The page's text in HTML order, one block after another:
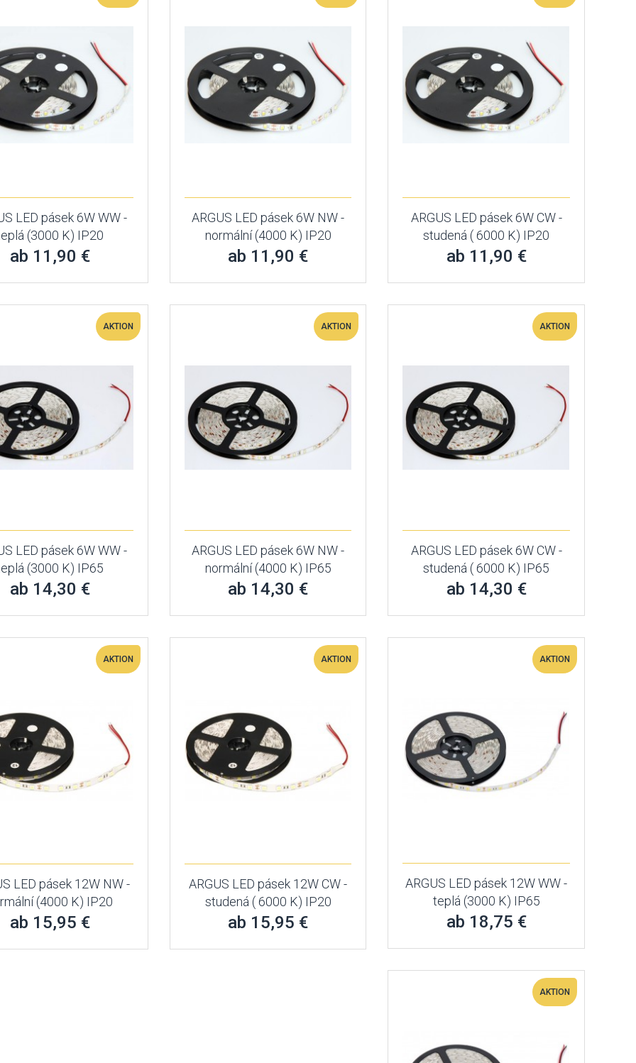
LED pásek 6W WW -
(3000 K) IP20
ab 11,90 €
ARGUS LED pásek 6W NW -
normální (4000 K) IP20
ab 11,90 €
ARGUS LED pásek 6W CW -
studená ( 6000 K) IP20
ab 11,90 €
AKTION
LED pásek 6W WW -
(3000 K) IP65
ab 14,30 €
AKTION
ARGUS LED pásek 6W NW -
normální (4000 K) IP65
ab 14,30 €
AKTION
ARGUS LED pásek 6W CW -
studená ( 6000 K) IP65
ab 14,30 €
AKTION
LED pásek 12W NW -
(4000 K) IP20
ab 15,95 €
AKTION
ARGUS LED pásek 12W CW -
studená ( 6000 K) IP20
ab 15,95 €
AKTION
ARGUS LED pásek 12W WW -
teplá (3000 K) IP65
ab 18,75 €
AKTION